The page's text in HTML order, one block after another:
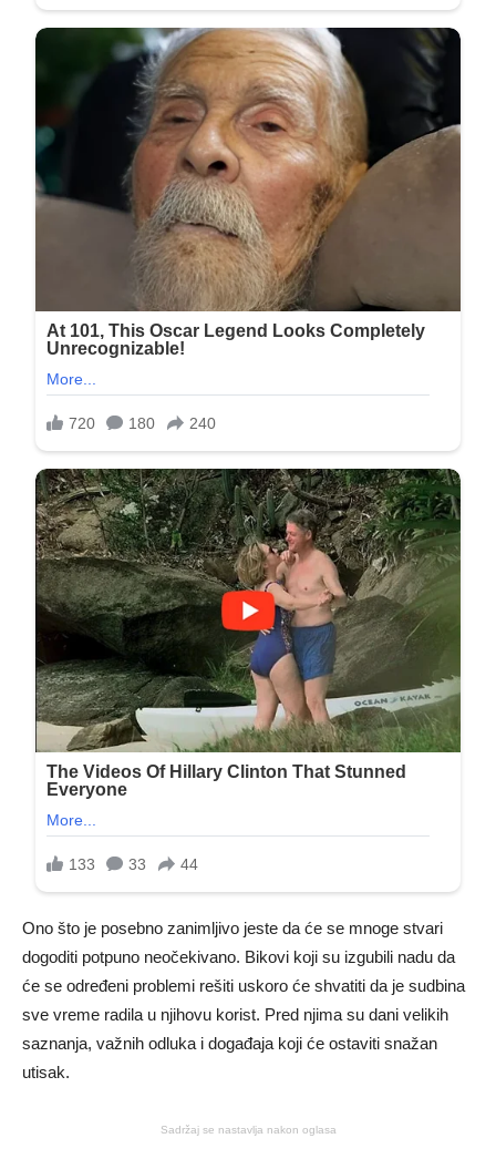
Ono što je posebno zanimljivo jeste da će se mnoge stvari
dogoditi potpuno neočekivano. Bikovi koji su izgubili nadu da
će se određeni problemi rešiti uskoro će shvatiti da je sudbina
sve vreme radila u njihovu korist. Pred njima su dani velikih
saznanja, važnih odluka i događaja koji će ostaviti snažan
utisak.
Sadržaj se nastavlja nakon oglasa